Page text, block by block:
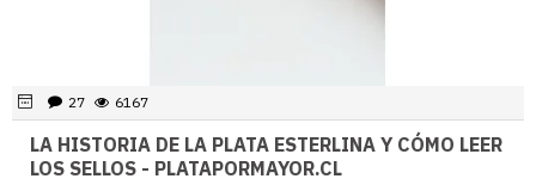
27 6167
LA HISTORIA DE LA PLATA ESTERLINA Y CÓMO LEER
LOS SELLOS - PLATAPORMAYOR.CL